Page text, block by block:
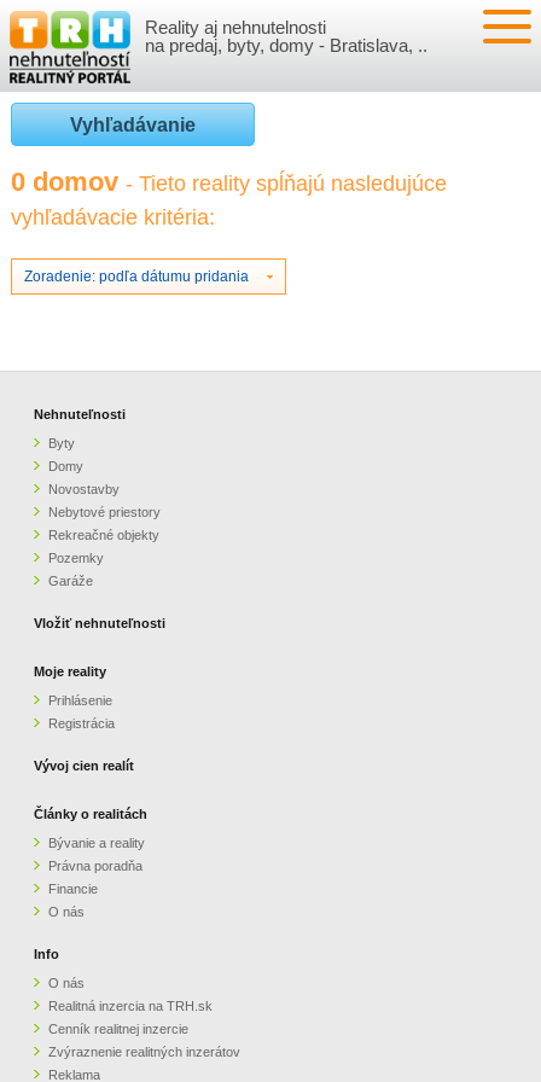
Reality aj nehnutelnosti
na predaj, byty, domy - Bratislava, ..
NEHNUTEĽNOSTI
BYTY
NOVOSTAVBY
NEBYTOVÉ PRIESTORY
GARÁŽE
VLOŽIŤ NEHNUTEĽNOSTI
PRIHLÁSENIE
REGISTRÁCIA
VÝVOJ CIEN REALÍT
ČLÁNKY O REALITÁCH
O NÁS
CENNÍK REALITNEJ INZERCIE
ZVÝRAZNENIE REALITNÝCH INZERÁTOV
PARTNERI
OBCHODNÉ PODMIENKY
KONTAKT
Vyhľadávanie
0 domov - Tieto reality spĺňajú nasledujúce
vyhľadávacie kritéria:
Zoradenie: podľa dátumu pridania
Nehnuteľnosti
Byty
Domy
Novostavby
Nebytové priestory
Rekreačné objekty
Pozemky
Garáže
Vložiť nehnuteľnosti
Moje reality
Prihlásenie
Registrácia
Vývoj cien realít
Články o realitách
Bývanie a reality
Právna poradňa
Financie
O nás
Info
O nás
Realitná inzercia na TRH.sk
Cenník realitnej inzercie
Zvýraznenie realitných inzerátov
Reklama